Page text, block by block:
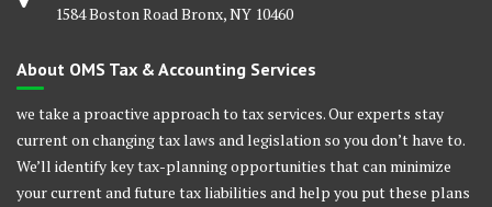
1584 Boston Road Bronx, NY 10460
About OMS Tax & Accounting Services
we take a proactive approach to tax services. Our experts stay
current on changing tax laws and legislation so you don’t have to.
We’ll identify key tax-planning opportunities that can minimize
your current and future tax liabilities and help you put these plans